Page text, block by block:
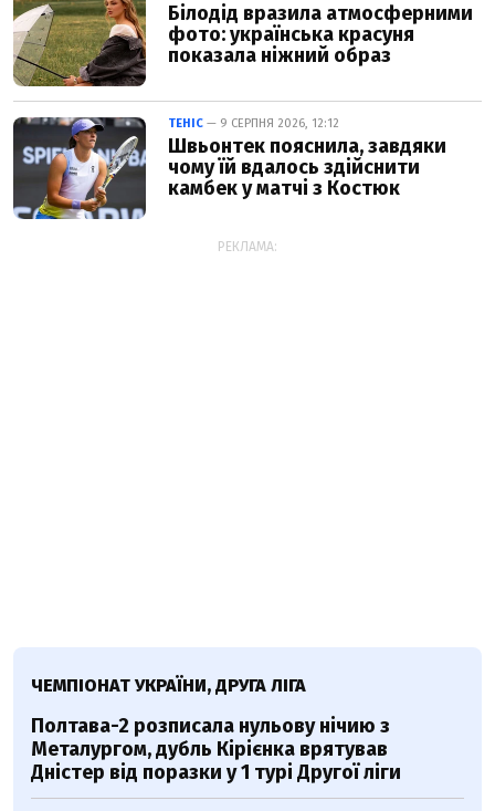
Білодід вразила атмосферними
фото: українська красуня
показала ніжний образ
ТЕНІС — 9 СЕРПНЯ 2026, 12:12
Швьонтек пояснила, завдяки
чому їй вдалось здійснити
камбек у матчі з Костюк
РЕКЛАМА:
ЧЕМПІОНАТ УКРАЇНИ, ДРУГА ЛІГА
Полтава-2 розписала нульову нічию з
Металургом, дубль Кірієнка врятував
Дністер від поразки у 1 турі Другої ліги